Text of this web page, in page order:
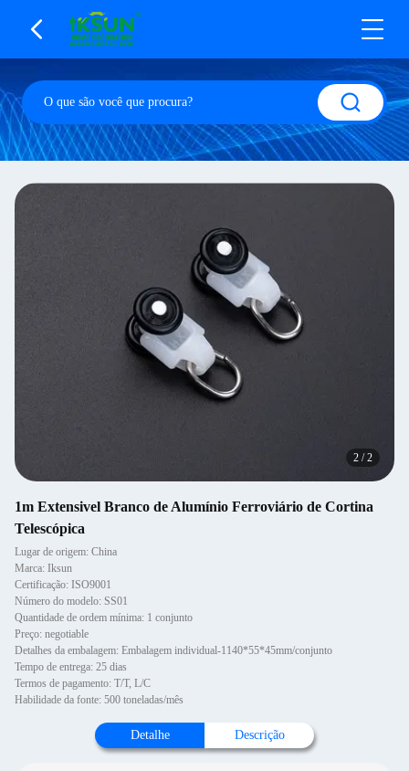
2 /2
1m Extensivel Branco de Alumínio Ferroviário de Cortina
Telescópica
Lugar de origem: China
Marca: Iksun
Certificação: ISO9001
Número do modelo: SS01
Quantidade de ordem mínima: 1 conjunto
Preço: negotiable
Detalhes da embalagem: Embalagem individual-1140*55*45mm/conjunto
Tempo de entrega: 25 dias
Termos de pagamento: T/T, L/C
Habilidade da fonte: 500 toneladas/mês
Detalhe Descrição